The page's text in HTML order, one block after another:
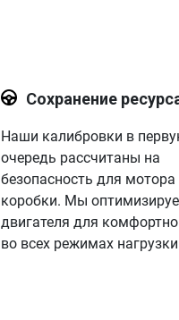
Сохранение
Наши калибровки в
очередь рассчитаны на
безопасность для мотора
коробки. Мы
двигателя для
во всех режимах